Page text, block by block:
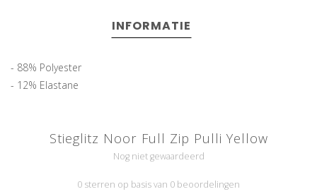
INFORMATIE
- 88% Polyester
- 12% Elastane
Stieglitz Noor Full Zip Pulli Yellow
Nog niet gewaardeerd
0 sterren op basis van 0 beoordelingen